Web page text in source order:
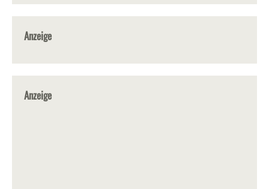
Anzeige
Anzeige